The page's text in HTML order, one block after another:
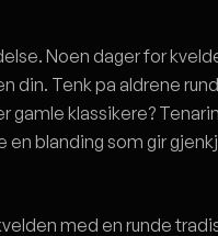
Noen dager for
din. Tenk pa aldrene
klassikere?
en blanding som gir
med en runde